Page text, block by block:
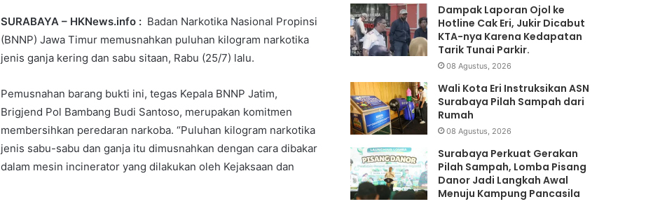
SURABAYA – HKNews.info : Badan Narkotika Nasional Propinsi
(BNNP) Jawa Timur memusnahkan puluhan kilogram narkotika
jenis ganja kering dan sabu sitaan, Rabu (25/7) lalu.
Pemusnahan barang bukti ini, tegas Kepala BNNP Jatim,
Brigjend Pol Bambang Budi Santoso, merupakan komitmen
membersihkan peredaran narkoba. “Puluhan kilogram narkotika
jenis sabu-sabu dan ganja itu dimusnahkan dengan cara dibakar
dalam mesin incinerator yang dilakukan oleh Kejaksaan dan
Dampak Laporan Ojol ke
Hotline Cak Eri, Jukir Dicabut
KTA-nya Karena Kedapatan
Tarik Tunai Parkir.
08 Agustus, 2026
Wali Kota Eri Instruksikan ASN
Surabaya Pilah Sampah dari
Rumah
08 Agustus, 2026
Surabaya Perkuat Gerakan
Pilah Sampah, Lomba Pisang
Danor Jadi Langkah Awal
Menuju Kampung Pancasila